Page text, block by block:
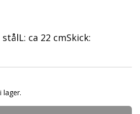
ca 22 cmSkick:
lager.